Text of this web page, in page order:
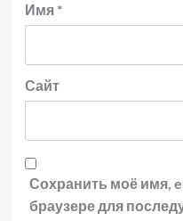
Имя *
Сайт
Сохранить моё имя,
браузере для